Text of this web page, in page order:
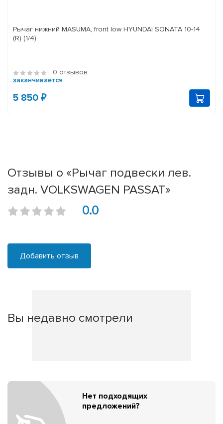
Рычаг нижний MASUMA, front low HYUNDAI SONATA 10-14
(R) (1/4)
0 отзывов
заканчивается
5 850 ₽
Отзывы о «Рычаг подвески лев.
задн. VOLKSWAGEN PASSAT»
0.0
Добавить отзыв
Вы недавно смотрели
Нет подходящих
предложений?